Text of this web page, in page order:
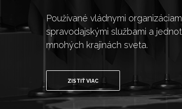
Používané vládnymi
spravodajskými službami a
mnohých krajinách sveta.
ZISTIŤ VIAC